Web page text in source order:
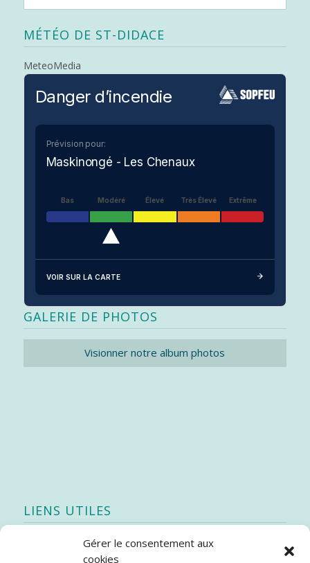
Gérer le consentement aux
cookies
MÉTÉO DE ST-DIDACE
MeteoMedia
Danger d’incendie
Prévision pour:
Maskinongé - Les Chenaux
Bas Modéré Élevé Très Élevé Extrême
VOIR SUR LA CARTE
GALERIE DE PHOTOS
Visionner notre album photos
LIENS UTILES
Quoi de neuf